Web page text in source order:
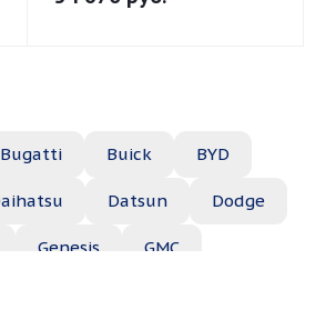
Bugatti Buick BYD
Datsun Dodge
Genesis GMC